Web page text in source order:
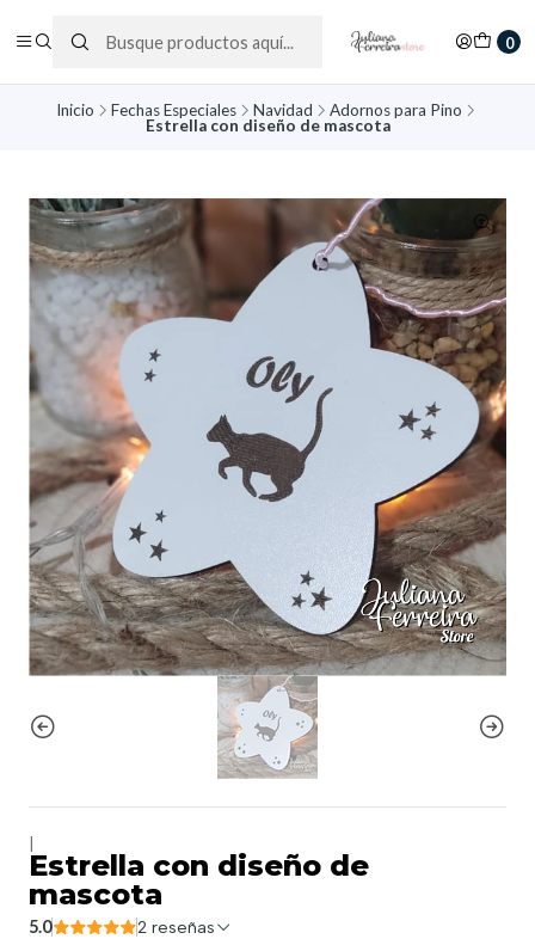
0
Inicio Fechas Especiales Navidad
Adornos para Pino
Estrella con diseño de mascota
Estrella con diseño de
mascota
5.0 2 reseñas